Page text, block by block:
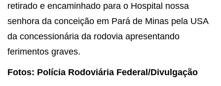
retirado e encaminhado para o Hospital nossa
senhora da conceição em Pará de Minas pela USA
da concessionária da rodovia apresentando
ferimentos graves.
Fotos: Polícia Rodoviária Federal/Divulgação